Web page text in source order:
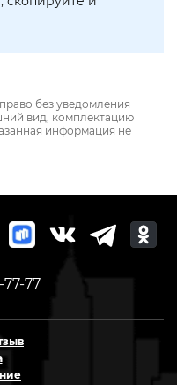
без уведомления
вид, комплектацию
информация не
77-77